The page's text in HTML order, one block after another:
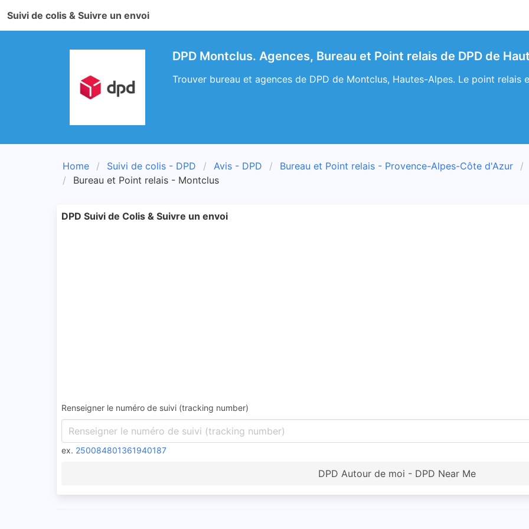
Suivi de colis & Suivre un envoi
DPD Montclus. Agences, Bureau et Point relais de DPD de
Trouver bureau et agences de DPD de Montclus, Hautes-Alpes. Le point relais
Home Suivi de colis - DPD Avis - DPD
Bureau et Point relais - Provence-Alpes-Côte d'Azur
Bureau et Point relais - Montclus
DPD Suivi de Colis & Suivre un envoi
Renseigner le numéro de suivi (tracking number)
ex. 250084801361940187
DPD Autour de moi - DPD Near Me